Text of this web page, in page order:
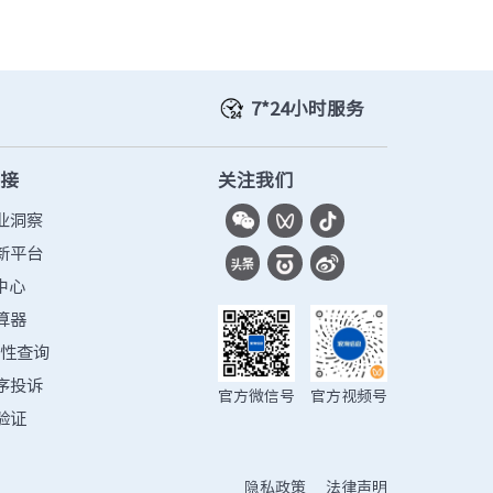
· TQ-2000-G955-G
7*24小时服务
洞察
平台
心
器
查询
投诉
证
关注我们
官方微信号 官方视频号
隐私政策 法律声明